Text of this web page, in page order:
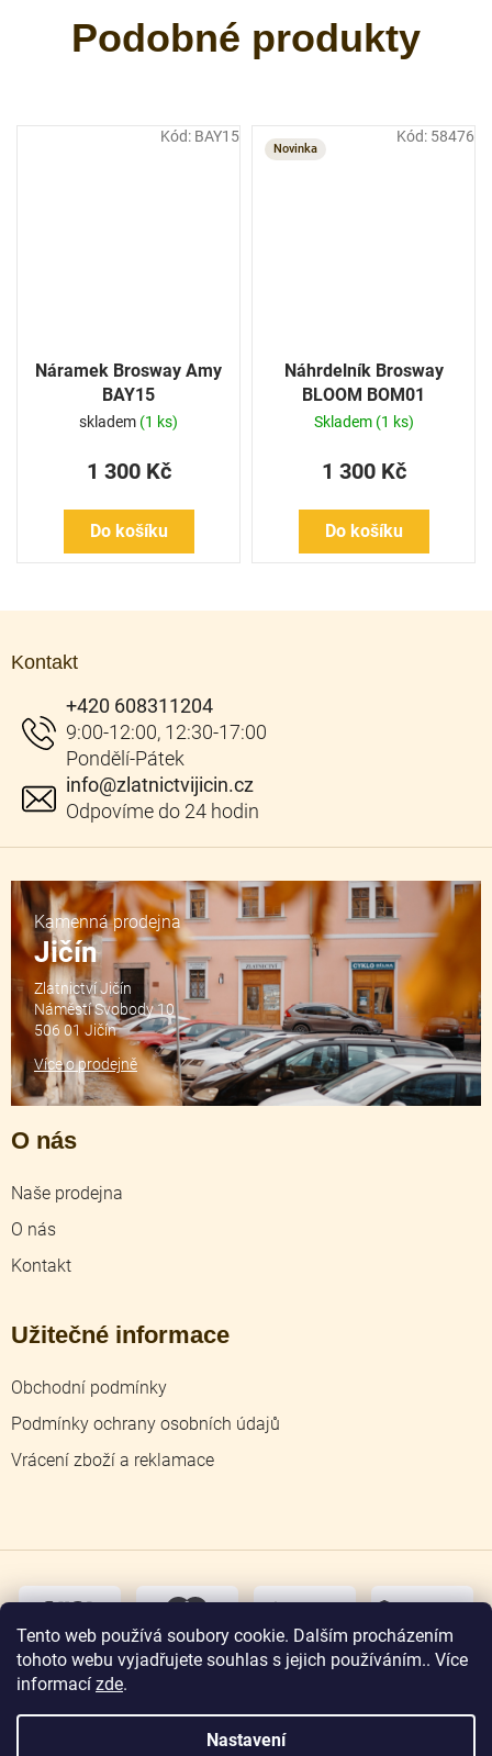
Tento web používá soubory cookie. Dalším procházením
tohoto webu vyjadřujete souhlas s jejich používáním.. Více
informací zde.
Nastavení
Náramek Brosway Amy
BAY15
skladem (1 ks)
1 300 Kč
Do košíku
Kód: BAY15
Novinka
Náhrdelník Brosway
BLOOM BOM01
Skladem (1 ks)
1 300 Kč
Do košíku
Kód: 58476
Kontakt
info@zlatnictvijicin.cz
+420 608311204
O nás
Naše prodejna
O nás
Kontakt
Užitečné informace
Obchodní podmínky
Podmínky ochrany osobních údajů
Vrácení zboží a reklamace
Kamenná prodejna
Jičín
Zlatnictví Jičín
Náměstí Svobody 10
506 01 Jičín
Více o prodejně
osobní